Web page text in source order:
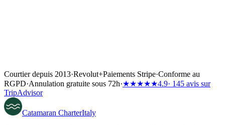
Courtier depuis 2013·Revolut+Paiements Stripe·Conforme au
RGPD·Annulation gratuite sous 72h·★★★★★4.9· 145 avis sur
TripAdvisor
Catamaran CharterItaly